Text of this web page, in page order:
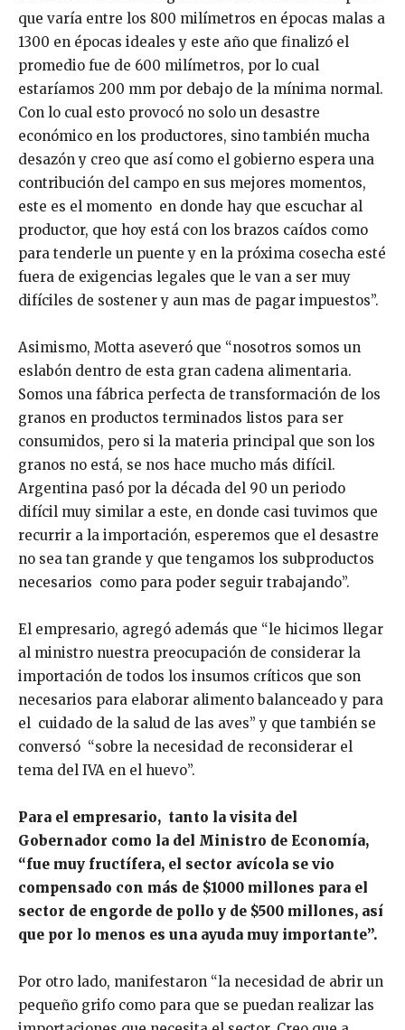
que varía entre los 800 milímetros en épocas malas a
1300 en épocas ideales y este año que finalizó el
promedio fue de 600 milímetros, por lo cual
estaríamos 200 mm por debajo de la mínima normal.
Con lo cual esto provocó no solo un desastre
económico en los productores, sino también mucha
desazón y creo que así como el gobierno espera una
contribución del campo en sus mejores momentos,
este es el momento en donde hay que escuchar al
productor, que hoy está con los brazos caídos como
para tenderle un puente y en la próxima cosecha esté
fuera de exigencias legales que le van a ser muy
difíciles de sostener y aun mas de pagar impuestos”.
Asimismo, Motta aseveró que “nosotros somos un
eslabón dentro de esta gran cadena alimentaria.
Somos una fábrica perfecta de transformación de los
granos en productos terminados listos para ser
consumidos, pero si la materia principal que son los
granos no está, se nos hace mucho más difícil.
Argentina pasó por la década del 90 un periodo
difícil muy similar a este, en donde casi tuvimos que
recurrir a la importación, esperemos que el desastre
no sea tan grande y que tengamos los subproductos
necesarios como para poder seguir trabajando”.
El empresario, agregó además que “le hicimos llegar
al ministro nuestra preocupación de considerar la
importación de todos los insumos críticos que son
necesarios para elaborar alimento balanceado y para
el cuidado de la salud de las aves” y que también se
conversó “sobre la necesidad de reconsiderar el
tema del IVA en el huevo”.
Para el empresario, tanto la visita del
Gobernador como la del Ministro de Economía,
“fue muy fructífera, el sector avícola se vio
compensado con más de $1000 millones para el
sector de engorde de pollo y de $500 millones, así
que por lo menos es una ayuda muy importante”.
Por otro lado, manifestaron “la necesidad de abrir un
pequeño grifo como para que se puedan realizar las